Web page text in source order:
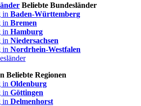
Beliebte Bundesländer
in Baden-Württemberg
in Bremen
in Hamburg
in Niedersachsen
in Nordrhein-Westfalen
Beliebte Regionen
in Oldenburg
in Göttingen
in Delmenhorst